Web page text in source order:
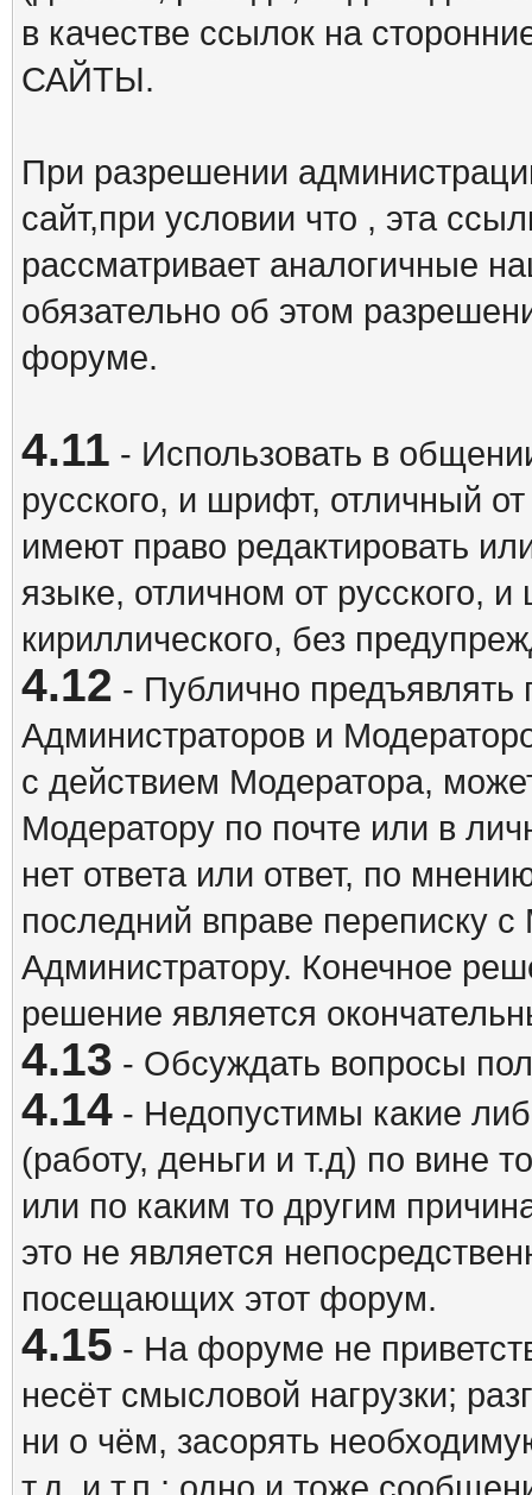
в качестве ссылок на
САЙТЫ.
При разрешении
сайт,при условии что , эта
рассматривает аналогичные
обязательно об этом
форуме.
4.11 - Использовать в
русского, и шрифт, отличный
имеют право редактировать
языке, отличном от русского,
кириллического, без
4.12 - Публично предъявлять
Администраторов и
с действием Модератора,
Модератору по почте или в
нет ответа или ответ, по
последний вправе переписку
Администратору. Конечное
решение является
4.13 - Обсуждать вопросы
4.14- Недопустимы какие
(работу, деньги и т.д) по вине
или по каким то другим
это не является
посещающих этот форум.
4.15 - На форуме не
несёт смысловой нагрузки;
ни о чём, засорять